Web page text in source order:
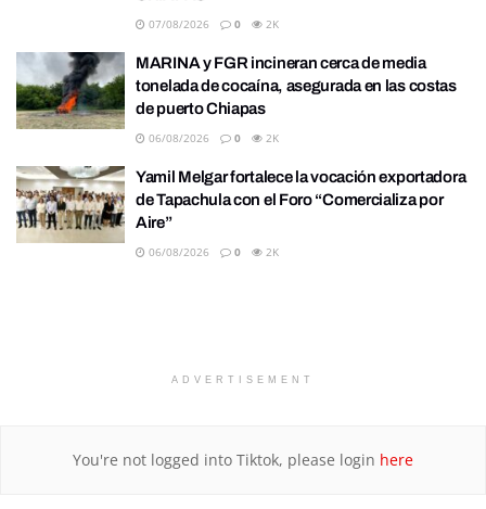
07/08/2026 0 2K
MARINA y FGR incineran cerca de media
tonelada de cocaína, asegurada en las costas
de puerto Chiapas
06/08/2026 0 2K
Yamil Melgar fortalece la vocación exportadora
de Tapachula con el Foro “Comercializa por
Aire”
06/08/2026 0 2K
ADVERTISEMENT
You're not logged into Tiktok, please login here